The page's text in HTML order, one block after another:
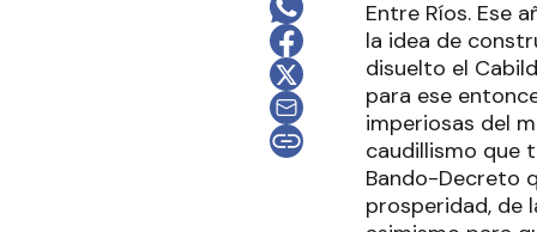
Entre Ríos. Ese
la idea de
disuelto el
para ese
imperiosas del
caudillismo que
Bando-Decreto
prosperidad, de